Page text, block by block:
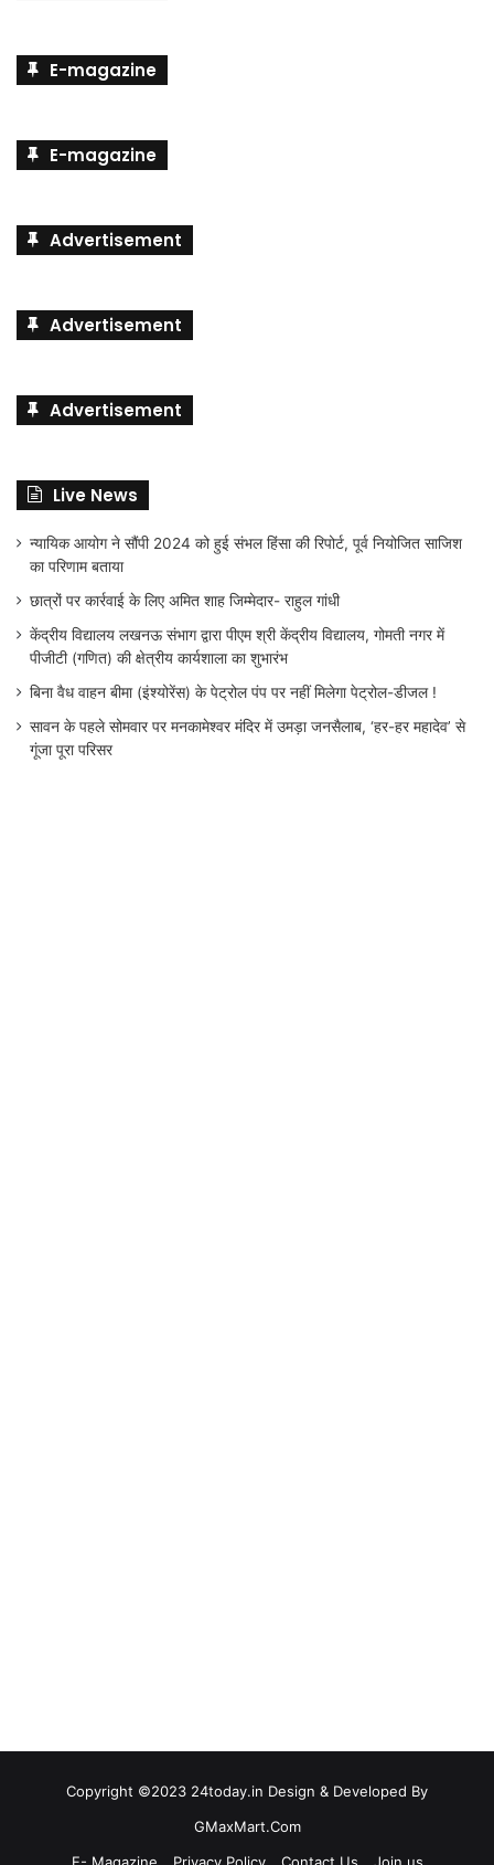
E-magazine
E-magazine
Advertisement
Advertisement
Advertisement
Live News
न्यायिक आयोग ने सौंपी 2024 को हुई संभल हिंसा की रिपोर्ट, पूर्व नियोजित साजिश
का परिणाम बताया
छात्रों पर कार्रवाई के लिए अमित शाह जिम्मेदार- राहुल गांधी
केंद्रीय विद्यालय लखनऊ संभाग द्वारा पीएम श्री केंद्रीय विद्यालय, गोमती नगर में
पीजीटी (गणित) की क्षेत्रीय कार्यशाला का शुभारंभ
बिना वैध वाहन बीमा (इंश्योरेंस) के पेट्रोल पंप पर नहीं मिलेगा पेट्रोल-डीजल !
सावन के पहले सोमवार पर मनकामेश्वर मंदिर में उमड़ा जनसैलाब, ‘हर-हर महादेव’ से
गूंजा पूरा परिसर
Copyright ©2023 24today.in Design & Developed By
GMaxMart.Com